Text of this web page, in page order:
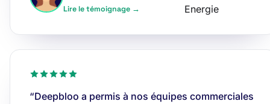
Lire le témoignage →
“Deepbloo a permis à nos équipes commerciales